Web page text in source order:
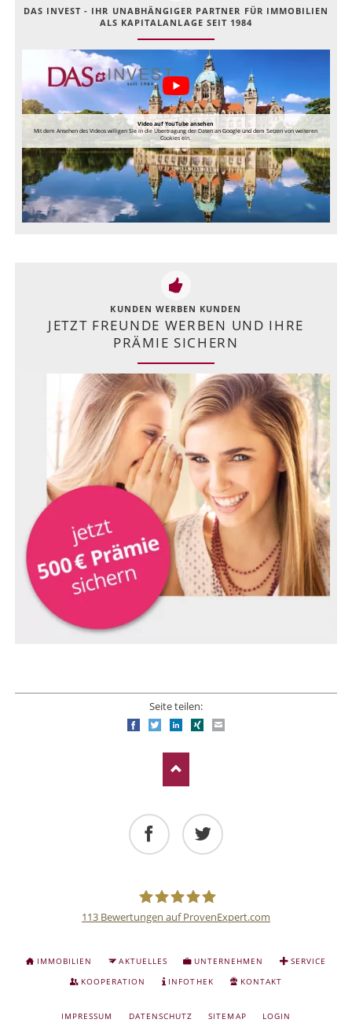
DAS INVEST - IHR UNABHÄNGIGER PARTNER FÜR IMMOBILIEN
ALS KAPITALANLAGE SEIT 1984
Video auf YouTube ansehen
Mit dem Ansehen des Videos willigen Sie in die Übertragung der Daten an Google und dem Setzen von weiteren
Cookies ein.
KUNDEN WERBEN KUNDEN
JETZT FREUNDE WERBEN UND IHRE
PRÄMIE SICHERN
Seite teilen:
FacebookTwitterLinkedIn
Xing
Anlage
und
113 Bewertungen auf ProvenExpert.com
NAVIGATION
ÜBERSPRINGEN
IMMOBILIEN AKTUELLES UNTERNEHMEN
SERVICE
KOOPERATION
INFOTHEK KONTAKT
IMPRESSUM DATENSCHUTZ SITEMAP LOGIN